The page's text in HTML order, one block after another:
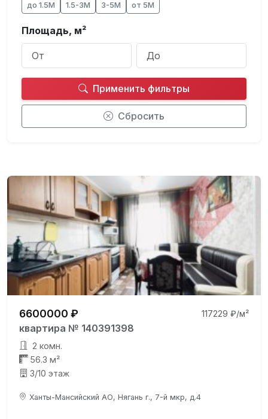
до 1.5М 1.5-3М 3-5М от 5М
Площадь, м²
Применить фильтры
Сбросить
6600000 ₽ 117229 ₽/м²
квартира № 140391398
2 комн.
56.3 м²
3/10 этаж
Ханты-Мансийский АО, Нягань г., 7-й мкр, д.4